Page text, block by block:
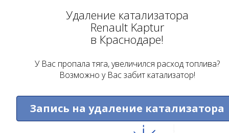
Удаление катализатора
Renault Kaptur
в Краснодаре!
У Вас пропала тяга, увеличился расход топлива?
Возможно у Вас забит катализатор!
Запись на удаление катализатора